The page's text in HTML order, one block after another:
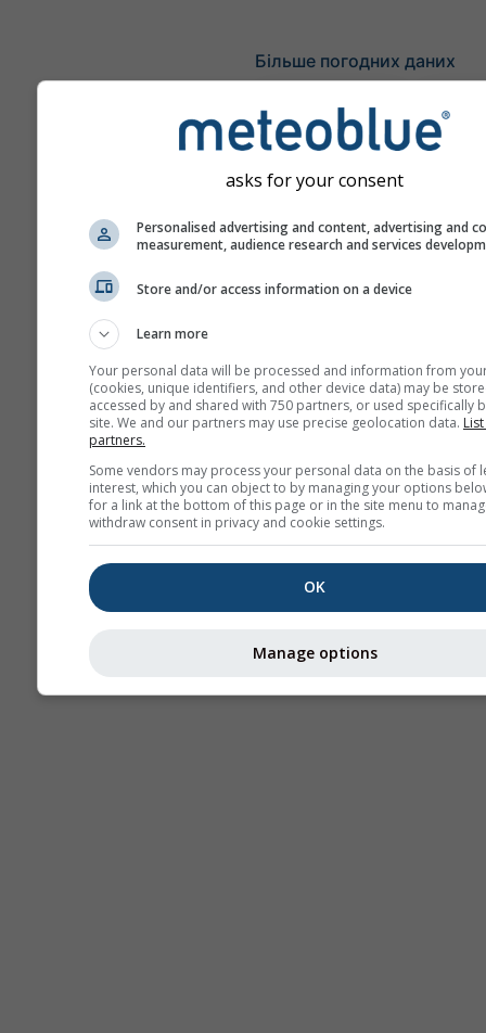
Більше погодних даних
asks for your consent
Personalised advertising and content, advertising and
measurement, audience research and services
Store and/or access information on a device
Learn more
Your personal data will be processed and information from
(cookies, unique identifiers, and other device data) may be
accessed by and shared with 750 partners, or used specifically
site. We and our partners may use precise geolocation data.
partners.
Some vendors may process your personal data on the basis of
interest, which you can object to by managing your options
for a link at the bottom of this page or in the site menu to
withdraw consent in privacy and cookie settings.
OK
Manage options